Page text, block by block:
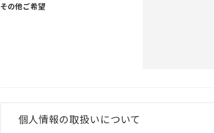
その他ご希望
個人情報の取扱いについて